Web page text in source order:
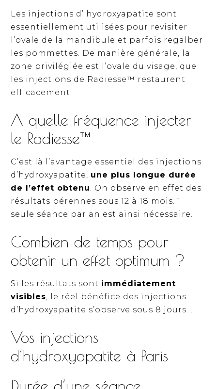
Les injections d’ hydroxyapatite sont
essentiellement utilisées pour revisiter
l’ovale de la mandibule et parfois regalber
les pommettes. De manière générale, la
zone privilégiée est l’ovale du visage, que
les injections de Radiesse™ restaurent
efficacement.
A quelle fréquence injecter
le Radiesse™
C’est là l’avantage essentiel des injections
d’hydroxyapatite, une plus longue durée
de l’effet obtenu. On observe en effet des
résultats pérennes sous 12 à 18 mois. 1
seule séance par an est ainsi nécessaire.
Combien de temps pour
obtenir un effet optimum ?
Si les résultats sont immédiatement
visibles, le réel bénéfice des injections
d’hydroxyapatite s’observe sous 8 jours. .
Vos injections
d’hydroxyapatite à Paris